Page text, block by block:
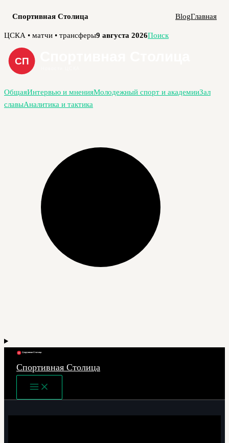
Спортивная Столица BlogГлавная
Перейти
содержимому
ЦСКА • матчи • трансферы9 августа 2026Поиск
ОбщаяИнтервью и мненияМолодежный спорт и академииЗал
славыАналитика и тактика
Спортивная Столица
Main
Menu